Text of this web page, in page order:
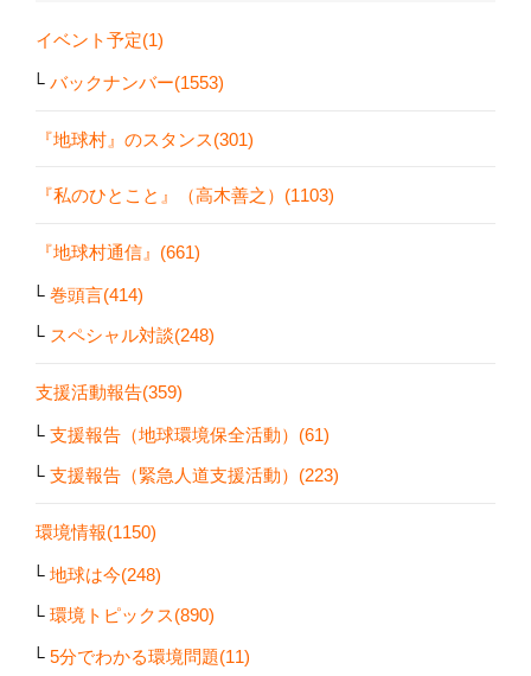
イベント予定(1)
バックナンバー(1553)
『地球村』のスタンス(301)
『私のひとこと』（高木善之）(1103)
『地球村通信』(661)
巻頭言(414)
スペシャル対談(248)
支援活動報告(359)
支援報告（地球環境保全活動）(61)
支援報告（緊急人道支援活動）(223)
環境情報(1150)
地球は今(248)
環境トピックス(890)
5分でわかる環境問題(11)